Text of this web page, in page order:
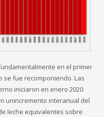
en el primer
se fue recomponiendo. Las
iniciaron en enero 2020
unincremento interanual del
leche equivalentes sobre